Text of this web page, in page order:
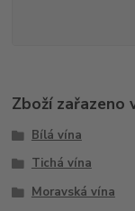
Zboží zařazeno
Bílá vína
Tichá vína
Moravská vína